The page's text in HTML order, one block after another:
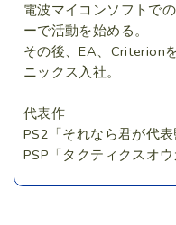
電波マイコンソフトで
ーで活動を始める。
その後、EA、Criterion
ニックス入社。
代表作
PS2「それなら君が代表
PSP「タクティクスオウ